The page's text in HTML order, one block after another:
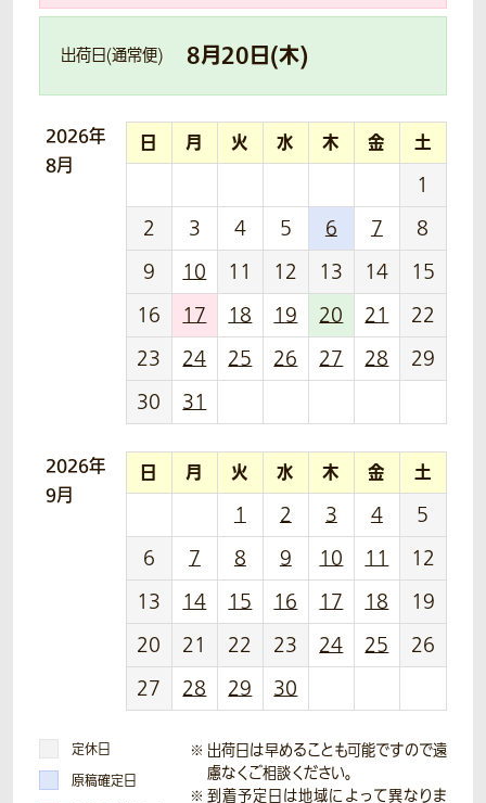
出荷日(通常便) 8月20日(木)
2026年
8月
日 月 火 水 木 金 土
1
2
3 4 5 6 7
8
9
10 11 12 13 14
15
16
17 18 19 20 21
22
23
24 25 26 27 28
29
30
31
2026年
9月
日 月 火 水 木 金 土
1 2 3 4
5
6
7 8 9 10 11
12
13
14 15 16 17 18
19
20
21 22 23 24 25
26
27
28 29 30
定休日
原稿確定日
出荷日は早めることも可能ですので遠
慮なくご相談ください。
到着予定日は地域によって異なりま